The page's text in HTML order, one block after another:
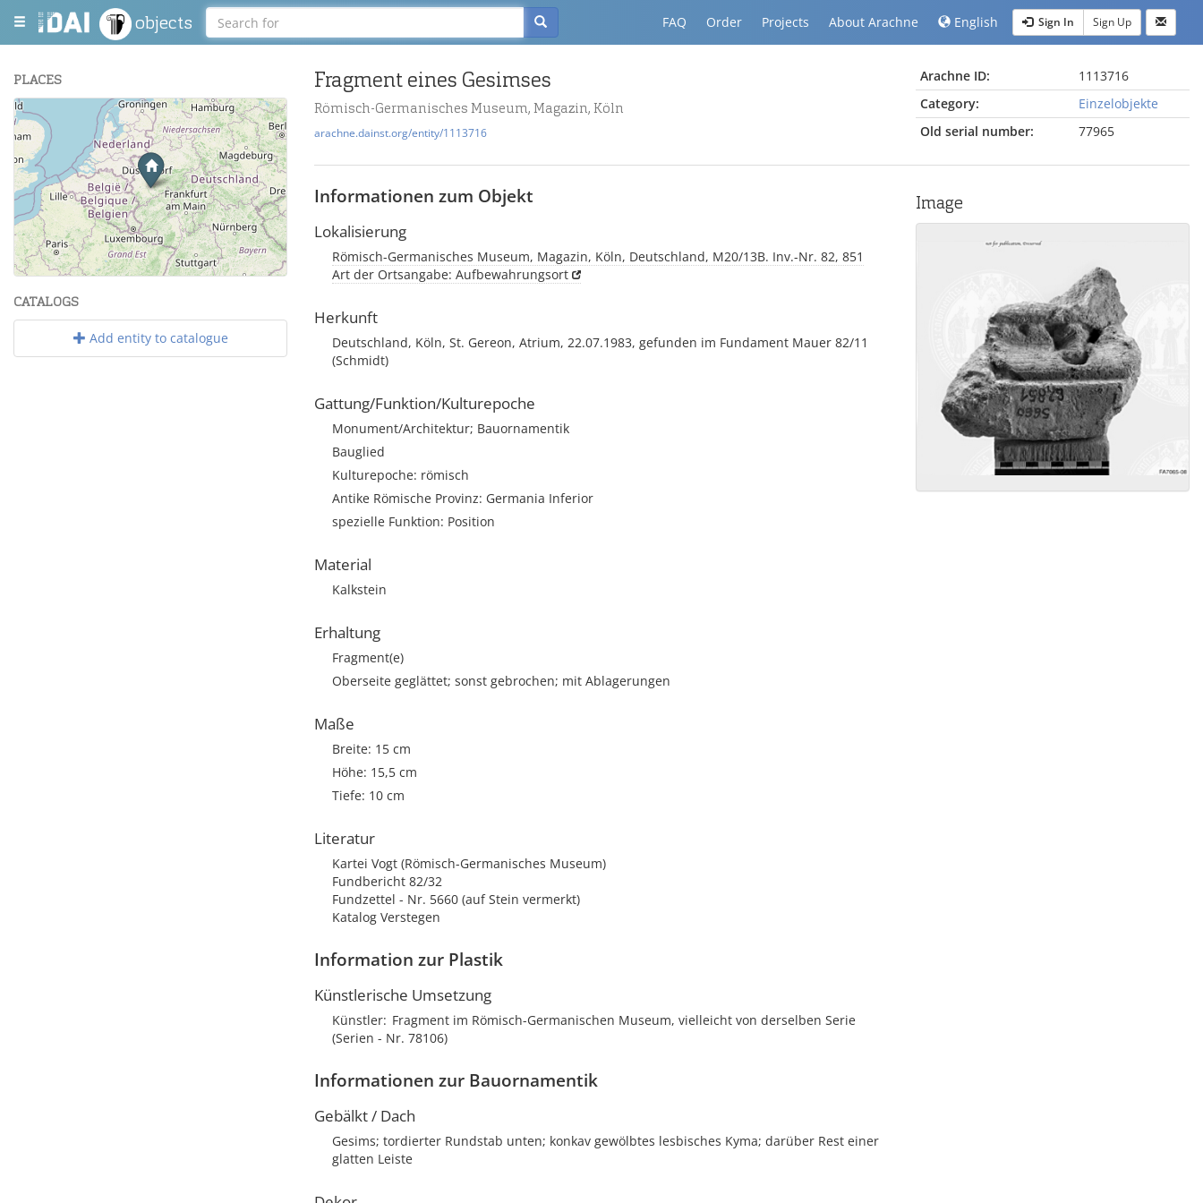
objects FAQ Order Projects About Arachne English Sign In Sign Up
PLACES
+
−
Leaflet| Maps and Data ©OpenStreetMap.
CATALOGS
Add entity to catalogue
Fragment eines Gesimses
Römisch-Germanisches Museum, Magazin, Köln
arachne.dainst.org/entity/1113716
Arachne ID:
1113716
Category:
Einzelobjekte
Old serial number:
77965
Informationen zum Objekt
Lokalisierung
Römisch-Germanisches Museum, Magazin, Köln, Deutschland, M20/13B. Inv.-Nr. 82, 851
Art der Ortsangabe: Aufbewahrungsort
Herkunft
Deutschland, Köln, St. Gereon, Atrium, 22.07.1983, gefunden im Fundament Mauer 82/11
(Schmidt)
Gattung/Funktion/Kulturepoche
Monument/Architektur; Bauornamentik
Bauglied
Kulturepoche: römisch
Antike Römische Provinz: Germania Inferior
spezielle Funktion: Position
Material
Kalkstein
Erhaltung
Fragment(e)
Oberseite geglättet; sonst gebrochen; mit Ablagerungen
Maße
Breite: 15 cm
Höhe: 15,5 cm
Tiefe: 10 cm
Literatur
Kartei Vogt (Römisch-Germanisches Museum)
Fundbericht 82/32
Fundzettel - Nr. 5660 (auf Stein vermerkt)
Katalog Verstegen
Information zur Plastik
Künstlerische Umsetzung
Künstler Fragment im Römisch-Germanischen Museum, vielleicht von derselben Serie
(Serien - Nr. 78106)
Informationen zur Bauornamentik
Gebälkt / Dach
Gesims; tordierter Rundstab unten; konkav gewölbtes lesbisches Kyma; darüber Rest einer
glatten Leiste
Image